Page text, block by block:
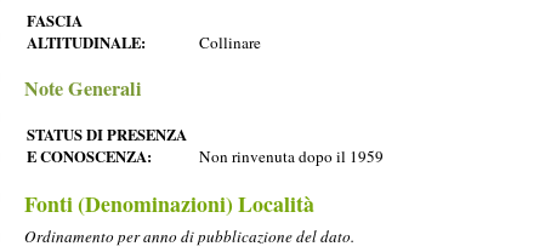
FASCIA
ALTITUDINALE:
Collinare
Note Generali
STATUS DI PRESENZA
E CONOSCENZA:
Non rinvenuta dopo il 1959
Fonti (Denominazioni) Località
Ordinamento per anno di pubblicazione del dato.